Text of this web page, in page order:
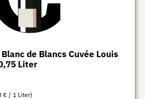
de Blancs Cuvée Louis
Liter
€ / 1 Liter)